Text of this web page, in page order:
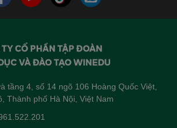
tầng 4, số 14 ngõ 106 Hoàng Quốc Việt,
Thành phố Hà Nội, Việt Nam